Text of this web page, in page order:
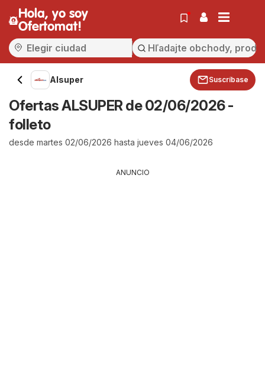
Hola, yo soy
Ofertomat!
Alsuper Suscríbase
Ofertas ALSUPER de 02/06/2026 -
folleto
desde martes 02/06/2026 hasta jueves 04/06/2026
ANUNCIO